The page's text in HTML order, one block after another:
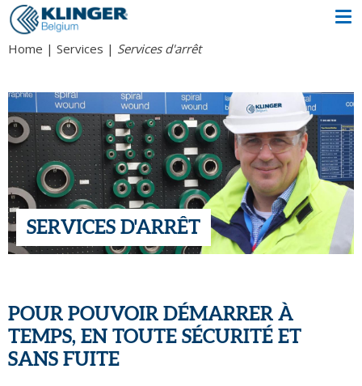
Home Services Services d'arrêt
SERVICES D'ARRÊT
POUR POUVOIR DÉMARRER À
TEMPS, EN TOUTE SÉCURITÉ ET
SANS FUITE